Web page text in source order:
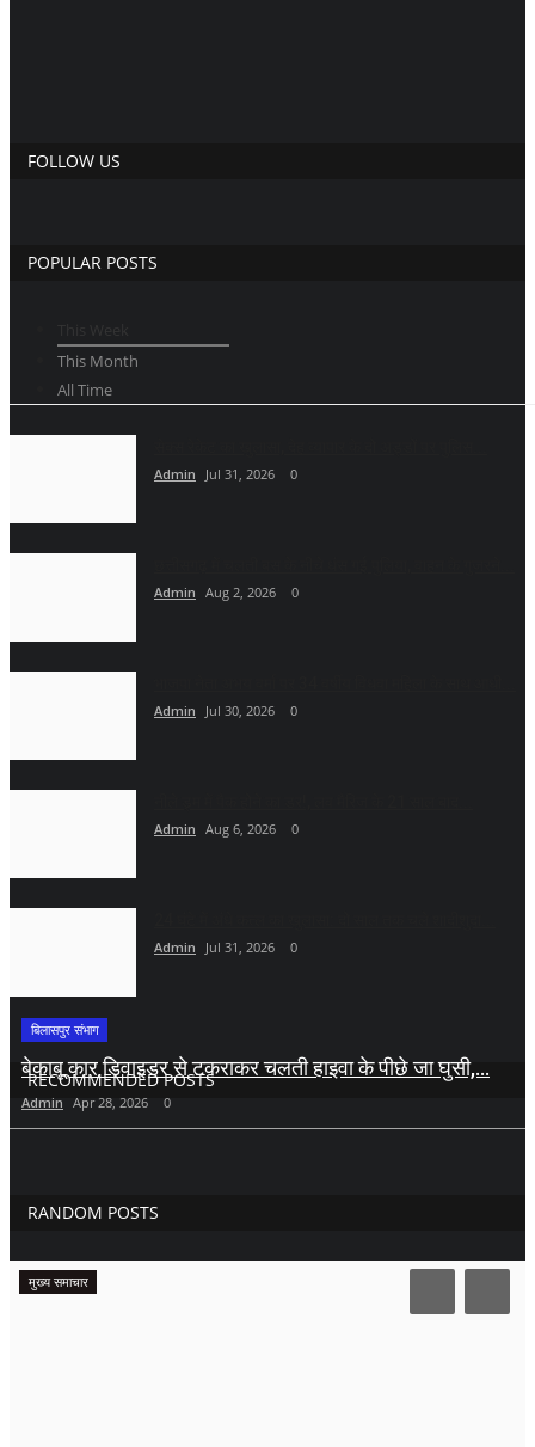
FOLLOW US
POPULAR POSTS
This Month
All Time
Admin Jul 31, 2026 0
Admin Aug 2, 2026 0
Admin Jul 30, 2026 0
Admin Aug 6, 2026 0
Admin Jul 31, 2026 0
RECOMMENDED POSTS
बिलासपुर संभाग
बेकाबू कार डिवाइडर से टकराकर चलती हाइवा के पीछे जा घुसी,...
Admin Apr 28, 2026 0
RANDOM POSTS
मुख्य समाचार